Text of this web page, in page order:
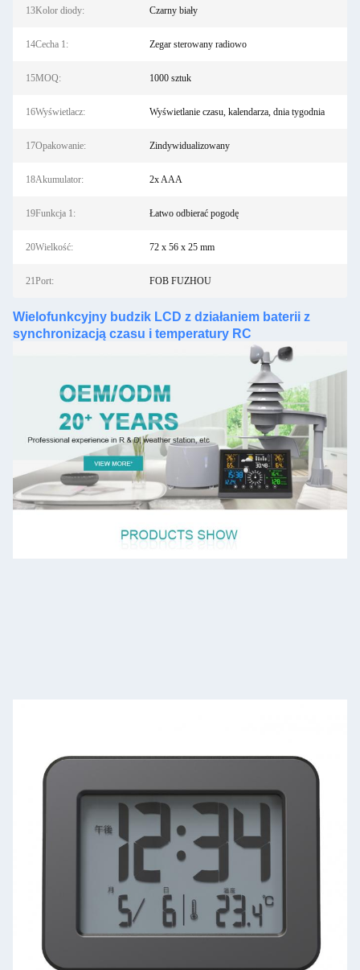
13Kolor diody: Czarny biały
14Cecha 1: Zegar sterowany radiowo
15MOQ: 1000 sztuk
16Wyświetlacz: Wyświetlanie czasu, kalendarza, dnia tygodnia
17Opakowanie: Zindywidualizowany
18Akumulator: 2x AAA
19Funkcja 1: Łatwo odbierać pogodę
20Wielkość: 72 x 56 x 25 mm
21Port: FOB FUZHOU
Wielofunkcyjny budzik LCD z działaniem baterii z
synchronizacją czasu i temperatury RC